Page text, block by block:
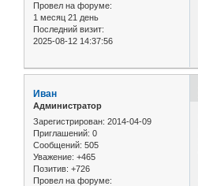
Провел на форуме:
1 месяц 21 день
Последний визит:
2025-08-12 14:37:56
Иван
Администратор
Зарегистрирован: 2014-04-09
Приглашений: 0
Сообщений: 505
Уважение: +465
Позитив: +726
Провел на форуме: